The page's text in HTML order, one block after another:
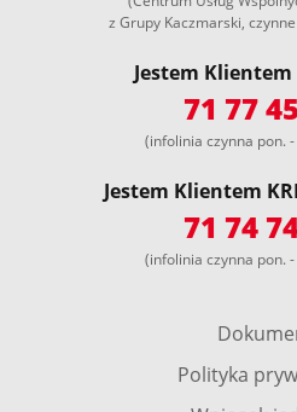
z Grupy Kaczmarski,
Jestem
71 77
(infolinia czynna pon.
Jestem Klientem
71 74
(infolinia czynna pon.
Polityka